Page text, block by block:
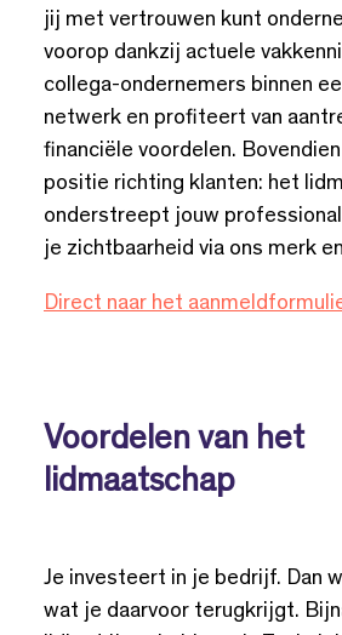
jij met vertrouwen kunt
voorop dankzij actuele
collega-ondernemers binnen
netwerk en profiteert van
financiële voordelen.
positie richting klanten: het
onderstreept jouw
je zichtbaarheid via ons merk
Direct naar het
Voordelen van het
lidmaatschap
Je investeert in je bedrijf. Dan
wat je daarvoor terugkrijgt.